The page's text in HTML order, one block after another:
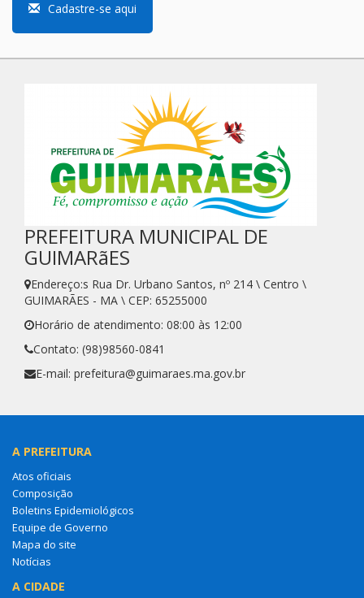
Cadastre-se aqui
PREFEITURA MUNICIPAL DE
GUIMARãES
Endereço:s Rua Dr. Urbano Santos, nº 214 \ Centro \
GUIMARÃES - MA \ CEP: 65255000
Horário de atendimento: 08:00 às 12:00
Contato: (98)98560-0841
E-mail: prefeitura@guimaraes.ma.gov.br
A PREFEITURA
Atos oficiais
Composição
Boletins Epidemiológicos
Equipe de Governo
Mapa do site
Notícias
A CIDADE